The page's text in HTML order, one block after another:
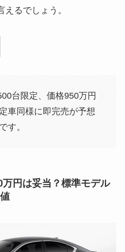
えるでしょう。
台限定、価格950万円
車同様に即完売が予想
す。
円は妥当？標準モデル